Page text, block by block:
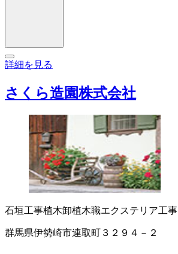
詳細を見る
さくら造園株式会社
石垣工事植木卸植木職エクステリア工事
群馬県伊勢崎市連取町３２９４－２